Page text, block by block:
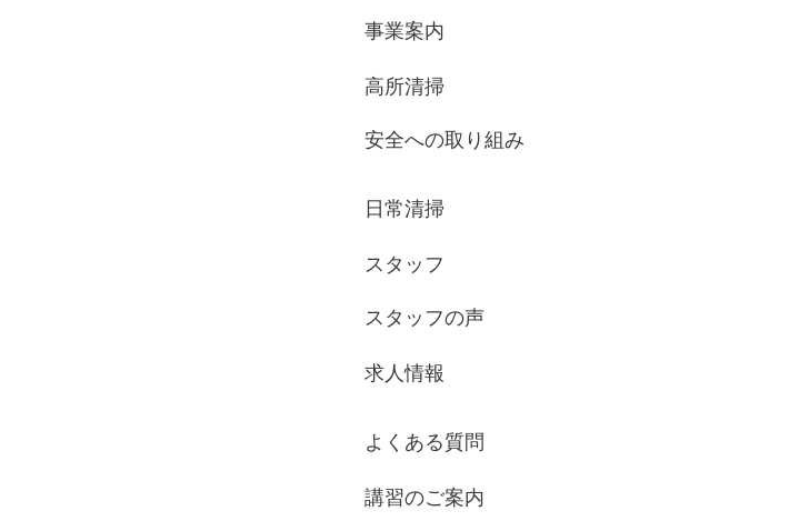
事業案内
高所清掃
安全への取り組み
日常清掃
スタッフ
スタッフの声
求人情報
よくある質問
講習のご案内